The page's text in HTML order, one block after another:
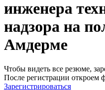
инженера
надзора на
Амдерме
Чтобы видеть все резюме,
После регистрации откроем
Зарегистрироваться